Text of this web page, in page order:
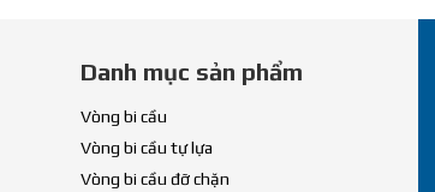
Danh mục sản phẩm
Vòng bi cầu
Vòng bi cầu tự lựa
Vòng bi cầu đỡ chặn